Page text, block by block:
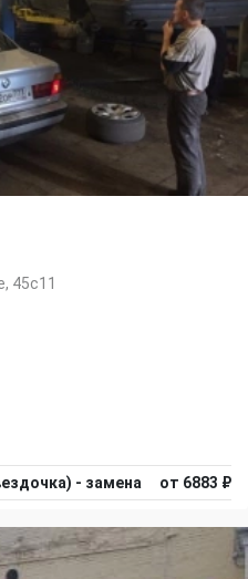
45с11
- замена от 6883 ₽